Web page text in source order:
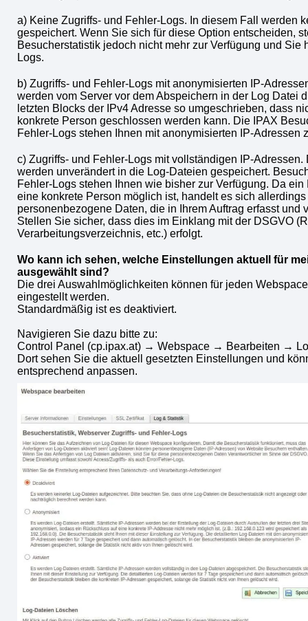
a) Keine Zugriffs- und Fehler-Logs. In diesem Fall werden
gespeichert. Wenn Sie sich für diese Option entscheiden,
Besucherstatistik jedoch nicht mehr zur Verfügung und Sie
Logs.
b) Zugriffs- und Fehler-Logs mit anonymisierten IP-
werden vom Server vor dem Abspeichern in der Log Datei
letzten Blocks der IPv4 Adresse so umgeschrieben, dass
konkrete Person geschlossen werden kann. Die IPAX
Fehler-Logs stehen Ihnen mit anonymisierten IP-Adressen
c) Zugriffs- und Fehler-Logs mit vollständigen IP-Adressen.
werden unverändert in die Log-Dateien gespeichert.
Fehler-Logs stehen Ihnen wie bisher zur Verfügung. Da
eine konkrete Person möglich ist, handelt es sich allerdings
personenbezogene Daten, die in Ihrem Auftrag erfasst und
Stellen Sie sicher, dass dies im Einklang mit der DSGVO
Verarbeitungsverzeichnis, etc.) erfolgt.
Wo kann ich sehen, welche Einstellungen aktuell für
ausgewählt sind?
Die drei Auswahlmöglichkeiten können für jeden
eingestellt werden.
Standardmäßig ist es deaktiviert.
Navigieren Sie dazu bitte zu:
Control Panel (cp.ipax.at) → Webspace → Bearbeiten →
Dort sehen Sie die aktuell gesetzten Einstellungen und
entsprechend anpassen.